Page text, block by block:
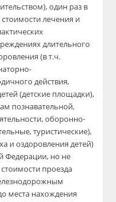
один раз в
лечения и
длительного
(вт.ч.
действия,
(детские площадки),
познавательной,
оборонно-
туристические),
и оздоровления детей)
Федерации, но не
проезда
места нахождения